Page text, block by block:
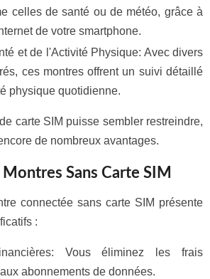
celles de santé ou de météo, grâce à
de votre smartphone.
et de l'Activité Physique: Avec divers
ces montres offrent un suivi détaillé
physique quotidienne.
carte SIM puisse sembler restreindre,
de nombreux avantages.
Sans Carte SIM
connectée sans carte SIM présente
:
Vous éliminez les frais
abonnements de données.